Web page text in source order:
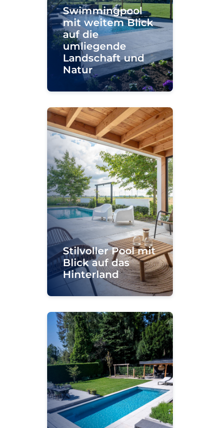
Swimmingpool
mit weitem Blick
auf die
umliegende
Landschaft und
Natur
Stilvoller Pool mit
Blick auf das
Hinterland